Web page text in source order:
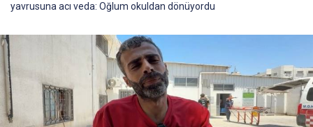
yavrusuna acı veda: Oğlum okuldan dönüyordu